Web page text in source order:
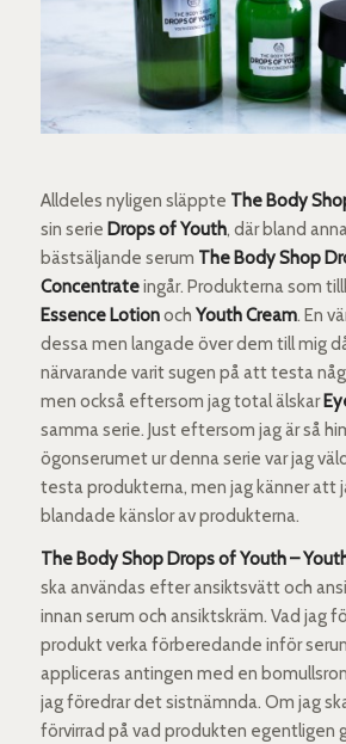
Alldeles nyligen släppte The Body
sin serie Drops of Youth, där bland
bästsäljande serum The Body Shop
Concentrateingår. Produkterna som
Essence Lotionoch Youth Cream. En
dessa men langade över dem till mig
närvarande varit sugen på att testa
men också eftersom jag total älskar
samma serie. Just eftersom jag är så
ögonserumet ur denna serie var jag
testa produkterna, men jag känner att
blandade känslor av produkterna.
The Body Shop Drops of Youth –
ska användas efter ansiktsvätt och
innan serum och ansiktskräm. Vad jag
produkt verka förberedande inför
appliceras antingen med en
jag föredrar det sistnämnda. Om jag
förvirrad på vad produkten egentligen